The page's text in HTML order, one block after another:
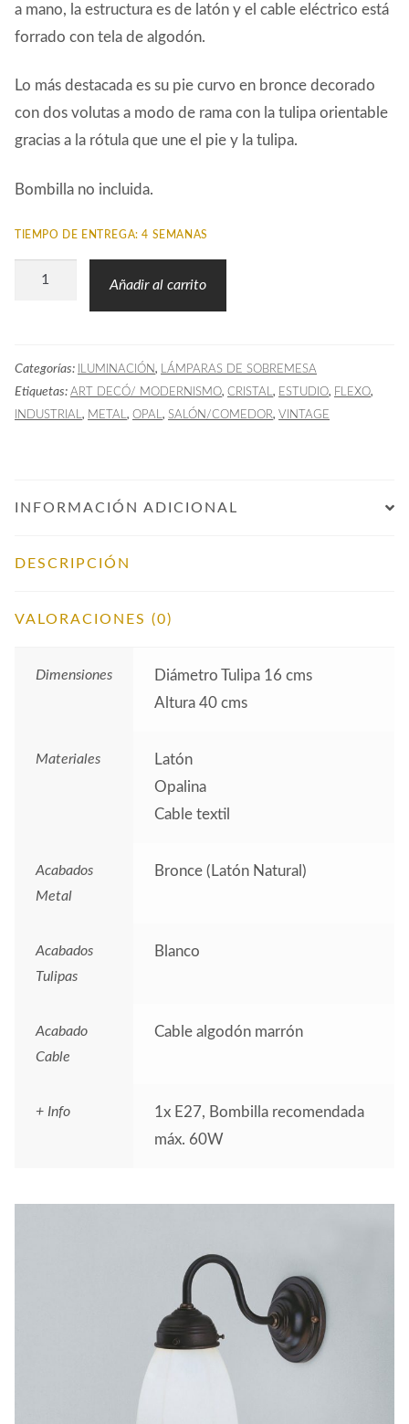
a mano, la estructura es de latón y el cable eléctrico está
forrado con tela de algodón.
Lo más destacada es su pie curvo en bronce decorado
con dos volutas a modo de rama con la tulipa orientable
gracias a la rótula que une el pie y la tulipa.
Bombilla no incluida.
TIEMPO DE ENTREGA: 4 SEMANAS
Sobremesa
SQ611
cantidad
Añadir al carrito
Categorías: ILUMINACIÓN, LÁMPARAS DE SOBREMESA
Etiquetas: ART DECÓ/ MODERNISMO, CRISTAL , ESTUDIO, FLEXO,
INDUSTRIAL , METAL , OPAL , SALÓN/COMEDOR, VINTAGE
INFORMACIÓN ADICIONAL
DESCRIPCIÓN
VALORACIONES (0)
Dimensiones
Diámetro Tulipa 16 cms
Altura 40 cms
Materiales
Latón
Opalina
Cable textil
Acabados
Metal
Bronce (Latón Natural)
Acabados
Tulipas
Blanco
Acabado
Cable
Cable algodón marrón
+ Info
1x E27, Bombilla recomendada
máx. 60W